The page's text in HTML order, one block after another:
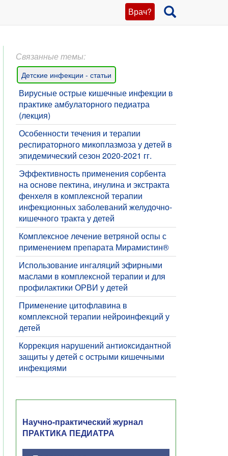
Врач?
Связанные темы:
Детские инфекции - статьи
Вирусные острые кишечные инфекции в
практике амбулаторного педиатра
(лекция)
​Особенности течения и терапии
респираторного микоплазмоза у детей в
эпидемический сезон 2020-2021 гг.
Эффективность применения сорбента
на основе пектина, инулина и экстракта
фенхеля в комплексной терапии
инфекционных заболеваний желудочно-
кишечного тракта у детей
Комплексное лечение ветряной оспы с
применением препарата Мирамистин®
Использование ингаляций эфирными
маслами в комплексной терапии и для
профилактики ОРВИ у детей
Применение цитофлавина в
комплексной терапии нейроинфекций у
детей
Коррекция нарушений антиоксидантной
защиты у детей с острыми кишечными
инфекциями
Научно-практический журнал
ПРАКТИКА ПЕДИАТРА